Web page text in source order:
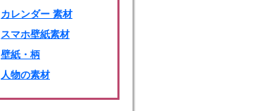
カレンダー 素材
スマホ壁紙素材
壁紙・柄
人物の素材